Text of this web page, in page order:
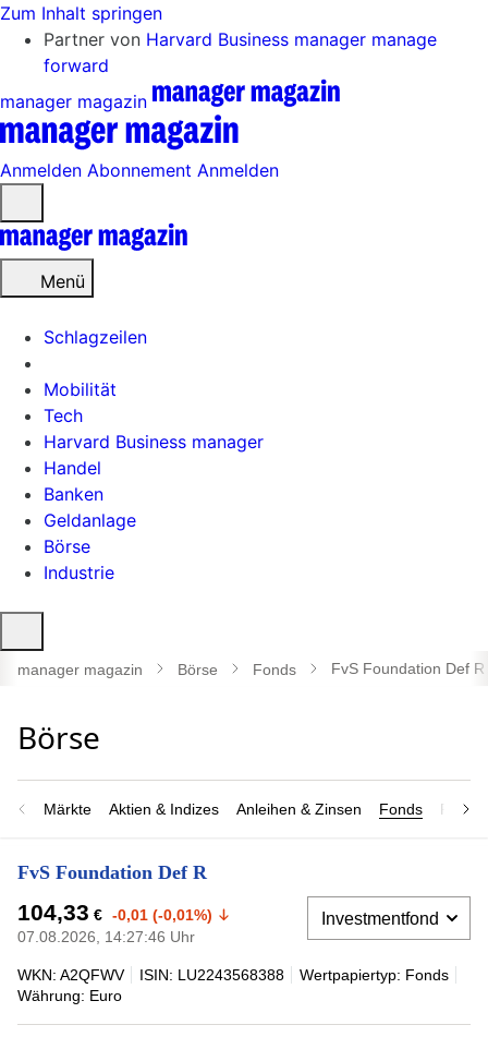
Zum Inhalt springen
Partner von Harvard Business manager manage
forward
manager magazin
Anmelden Abonnement Anmelden
öffnen
Menü
Schlagzeilen
Mobilität
Tech
Harvard Business manager
Handel
Banken
Geldanlage
Börse
Industrie
öffnen
manager magazin Börse Fonds FvS Foundation Def R
Märkte Aktien & Indizes Anleihen & Zinsen Fonds
FvS Foundation Def R
104,33 € -0,01 (-0,01%)
07.08.2026, 14:27:46 Uhr
WKN: A2QFWV ISIN: LU2243568388
Wertpapiertyp: Fonds
Währung: Euro